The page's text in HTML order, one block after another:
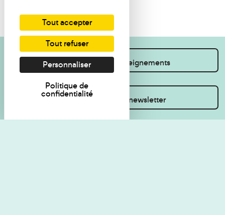
Je souhaite des renseignements
Inscrivez-vous à la newsletter
Tout accepter
Tout refuser
Personnaliser
Politique de
confidentialité